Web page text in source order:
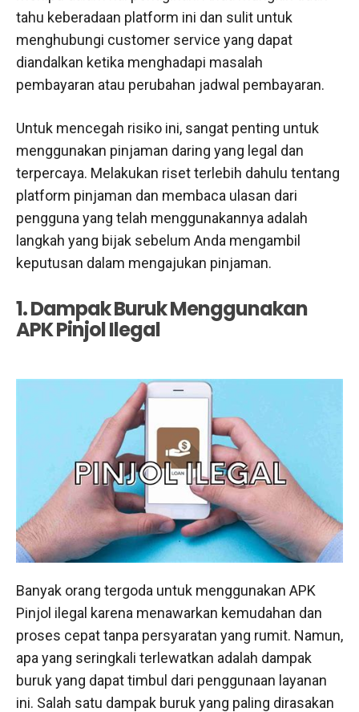
tahu keberadaan platform ini dan sulit untuk
menghubungi customer service yang dapat
diandalkan ketika menghadapi masalah
pembayaran atau perubahan jadwal pembayaran.
Untuk mencegah risiko ini, sangat penting untuk
menggunakan pinjaman daring yang legal dan
terpercaya. Melakukan riset terlebih dahulu tentang
platform pinjaman dan membaca ulasan dari
pengguna yang telah menggunakannya adalah
langkah yang bijak sebelum Anda mengambil
keputusan dalam mengajukan pinjaman.
1. Dampak Buruk Menggunakan
APK Pinjol Ilegal
Banyak orang tergoda untuk menggunakan APK
Pinjol ilegal karena menawarkan kemudahan dan
proses cepat tanpa persyaratan yang rumit. Namun,
apa yang seringkali terlewatkan adalah dampak
buruk yang dapat timbul dari penggunaan layanan
ini. Salah satu dampak buruk yang paling dirasakan